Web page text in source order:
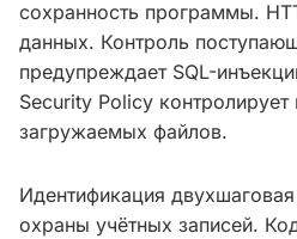
сохранность программы.
данных. Контроль
предупреждает SQL-
Security Policy контролирует
загружаемых файлов.
Идентификация двухшаговая
охраны учётных записей.